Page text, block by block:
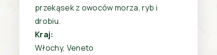
przekąsek z owoców morza, ryb i
drobiu.
Kraj:
Włochy, Veneto